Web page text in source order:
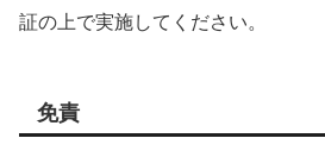
証の上で実施してください。
免責